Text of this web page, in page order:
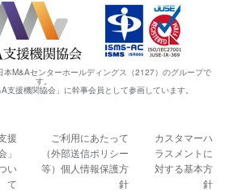
M&Aセンターホールディングス（2127）のグループで
す。
支援機関協会」に幹事会員として参画しています。
援
」
い
て
ご利用にあたって
（外部送信ポリシー
等）個人情報保護方
針
カスタマーハ
ラスメントに
対する基本方
針